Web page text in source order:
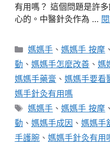
有用嗎？ 這個問題是許
心的。中醫針灸作為 …
分
類
媽媽手 、媽媽手 按摩
動 、 媽媽手怎麼改善 、 媽
媽媽手藥膏 、 媽媽手要看
媽手針灸有用嗎
標
籤
媽媽手 、媽媽手 按摩
動 、 媽媽手成因 、 媽媽手
手護腕 、 媽媽手針灸有用